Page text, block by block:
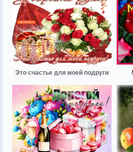
Это счастье для моей подруги